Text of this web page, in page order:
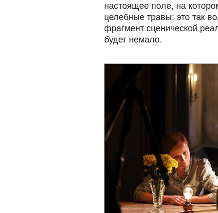
настоящее поле, на
целебные травы: это так
фрагмент сценической
будет немало.